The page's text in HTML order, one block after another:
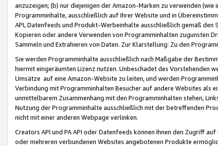
anzuzeigen; (b) nur diejenigen der Amazon-Marken zu verwenden
Programminhalte, ausschließlich auf Ihrer Website und in
API, Datenfeeds und Produkt-Werbeinhalte ausschließlich gemäß
Kopieren oder andere Verwenden von Programminhalten zugunsten
Sammeln und Extrahieren von Daten. Zur Klarstellung: Zu den
Sie werden Programminhalte ausschließlich nach Maßgabe der
hiermit eingeräumten Lizenz nutzen. Unbeschadet des Vorstehenden
Umsätze auf eine Amazon-Website zu leiten, und werden
Verbindung mit Programminhalten Besucher auf andere Websites als
unmittelbarem Zusammenhang mit den Programminhalten stehen,
Nutzung der Programminhalte ausschließlich mit der betreffenden
nicht mit einer anderen Webpage verlinken.
Creators API und PA API oder Datenfeeds können Ihnen den Zugriff
oder mehreren verbundenen Websites angebotenen Produkte